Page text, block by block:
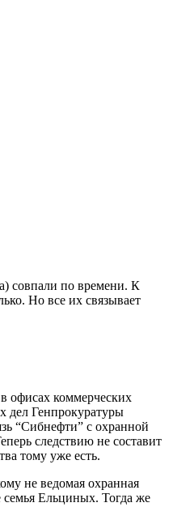
совпали по времени. К
Но все их связывает
офисах коммерческих
дел Генпрокуратуры
“Сибнефти” с охранной
следствию не составит
тому уже есть.
не ведомая охранная
семья Ельциных. Тогда же